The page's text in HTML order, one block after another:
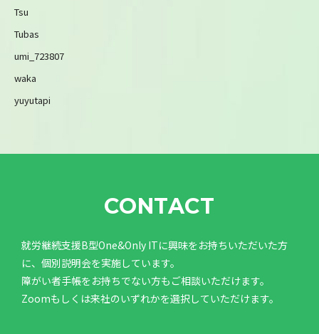
Tsu
Tubas
umi_723807
waka
yuyutapi
CONTACT
就労継続支援B型One&Only ITに興味をお持ちいただいた方
に、個別説明会を実施しています。
障がい者手帳をお持ちでない方もご相談いただけます。
Zoomもしくは来社のいずれかを選択していただけます。